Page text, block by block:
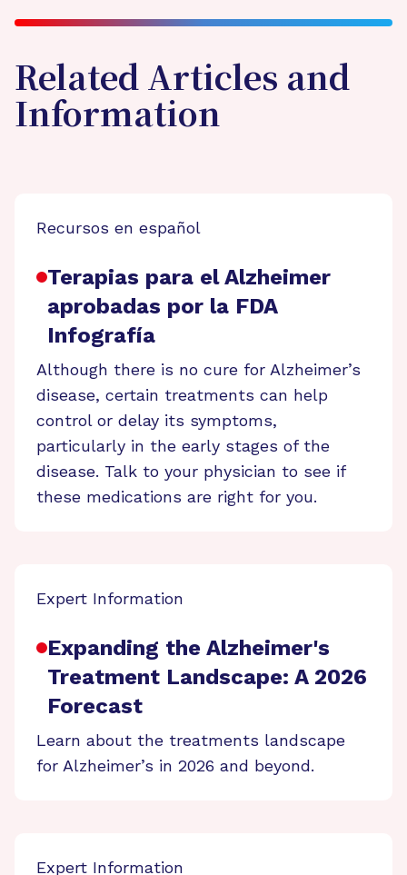
Related Articles and
Information
Recursos en español
Terapias para el Alzheimer
aprobadas por la FDA
Infografía
Although there is no cure for Alzheimer’s
disease, certain treatments can help
control or delay its symptoms,
particularly in the early stages of the
disease. Talk to your physician to see if
these medications are right for you.
Expert Information
Expanding the Alzheimer's
Treatment Landscape: A 2026
Forecast
Learn about the treatments landscape
for Alzheimer’s in 2026 and beyond.
Expert Information